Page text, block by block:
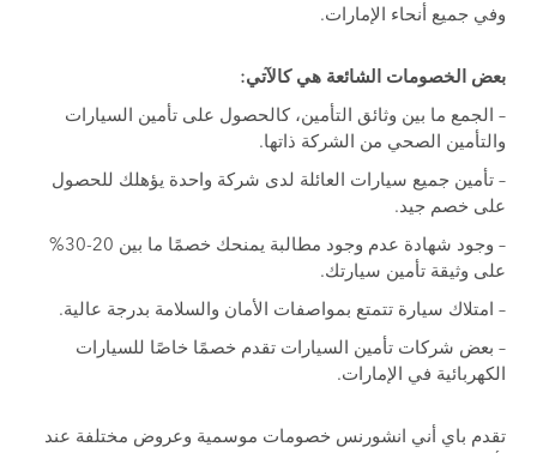
وفي جميع أنحاء الإمارات.
بعض الخصومات الشائعة هي كالآتي:
– الجمع ما بين وثائق التأمين، كالحصول على تأمين السيارات
والتأمين الصحي من الشركة ذاتها.
– تأمين جميع سيارات العائلة لدى شركة واحدة يؤهلك للحصول
على خصم جيد.
– وجود شهادة عدم وجود مطالبة يمنحك خصمًا ما بين 20-30%
على وثيقة تأمين سيارتك.
– امتلاك سيارة تتمتع بمواصفات الأمان والسلامة بدرجة عالية.
– بعض شركات تأمين السيارات تقدم خصمًا خاصًا للسيارات
الكهربائية في الإمارات.
تقدم باي أني انشورنس خصومات موسمية وعروض مختلفة عند